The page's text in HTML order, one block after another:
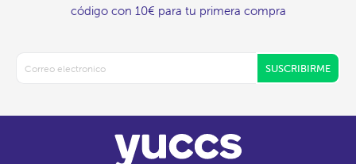
código con 10€ para tu primera compra
SUSCRIBIRME